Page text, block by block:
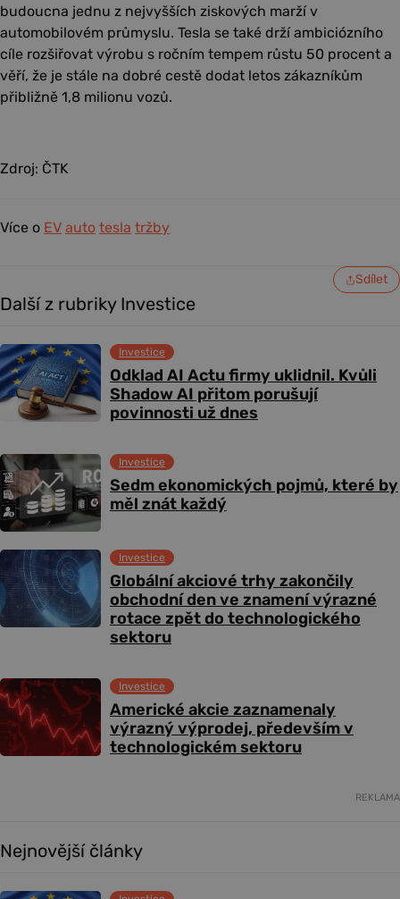
budoucna jednu z nejvyšších ziskových marží v
automobilovém průmyslu. Tesla se také drží ambiciózního
cíle rozšiřovat výrobu s ročním tempem růstu 50 procent a
věří, že je stále na dobré cestě dodat letos zákazníkům
přibližně 1,8 milionu vozů.
Zdroj: ČTK
Více o EV auto tesla tržby
Sdílet
Další z rubriky Investice
Odklad AI Actu firmy uklidnil. Kvůli
Shadow AI přitom porušují
povinnosti už dnes
Investice
Sedm ekonomických pojmů, které by
měl znát každý
Investice
Globální akciové trhy zakončily
obchodní den ve znamení výrazné
rotace zpět do technologického
sektoru
Investice
Americké akcie zaznamenaly
výrazný výprodej, především v
technologickém sektoru
Investice
REKLAMA
Nejnovější články